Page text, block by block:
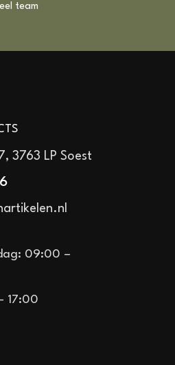
team
3763 LP Soest
09:00 –
17:00